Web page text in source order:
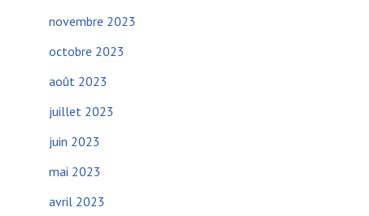
novembre 2023
octobre 2023
août 2023
juillet 2023
juin 2023
mai 2023
avril 2023